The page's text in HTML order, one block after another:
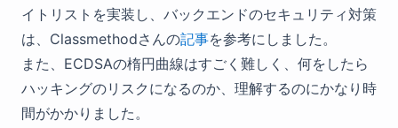
イトリストを実装し、バックエンドのセキュリティ対策
は、Classmethodさんの記事を参考にしました。
また、ECDSAの楕円曲線はすごく難しく、何をしたら
ハッキングのリスクになるのか、理解するのにかなり時
間がかかりました。